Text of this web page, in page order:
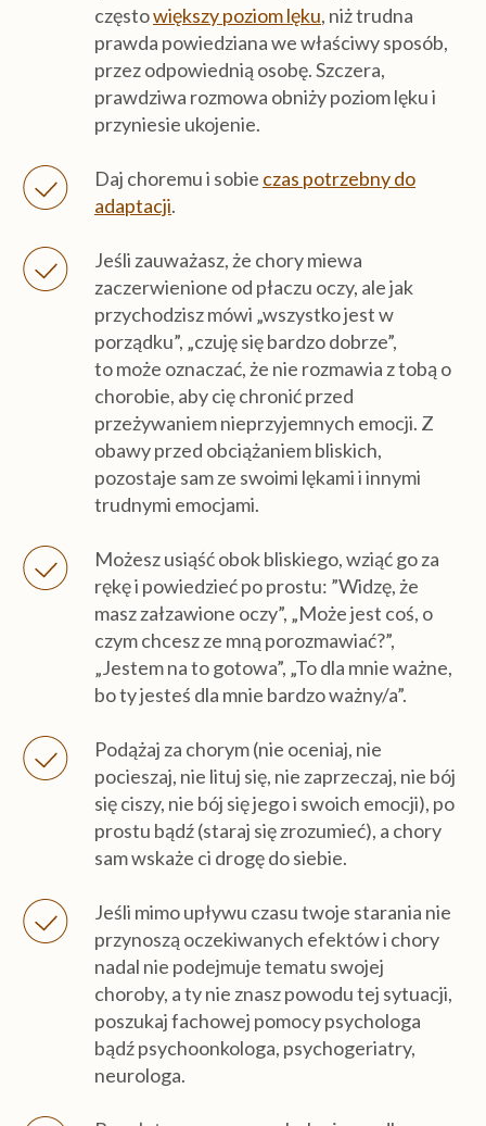
częstowiększy poziom lęku, niż trudna
prawda powiedziana we właściwy sposób,
przez odpowiednią osobę. Szczera,
prawdziwa rozmowa obniży poziom lęku i
przyniesie ukojenie.
Daj choremu i sobie czas potrzebny do
adaptacji.
Jeśli zauważasz, że chory miewa
zaczerwienione od płaczu oczy, ale jak
przychodzisz mówi „wszystko jest w
porządku”, „czuję się bardzo dobrze”,
to może oznaczać, że nie rozmawia z tobą o
chorobie, aby cię chronić przed
przeżywaniem nieprzyjemnych emocji. Z
obawy przed obciążaniem bliskich,
pozostaje sam ze swoimi lękami i innymi
trudnymi emocjami.
Możesz usiąść obok bliskiego, wziąć go za
rękę i powiedzieć po prostu: ”Widzę, że
masz załzawione oczy”, „Może jest coś, o
czym chcesz ze mną porozmawiać?”,
„Jestem na to gotowa”, „To dla mnie ważne,
bo ty jesteś dla mnie bardzo ważny/a”.
Podążaj za chorym (nie oceniaj, nie
pocieszaj, nie lituj się, nie zaprzeczaj, nie bój
się ciszy, nie bój się jego i swoich emocji), po
prostu bądź (staraj się zrozumieć), a chory
sam wskaże ci drogę do siebie.
Jeśli mimo upływu czasu twoje starania nie
przynoszą oczekiwanych efektów i chory
nadal nie podejmuje tematu swojej
choroby, a ty nie znasz powodu tej sytuacji,
poszukaj fachowej pomocy psychologa
bądź psychoonkologa, psychogeriatry,
neurologa.